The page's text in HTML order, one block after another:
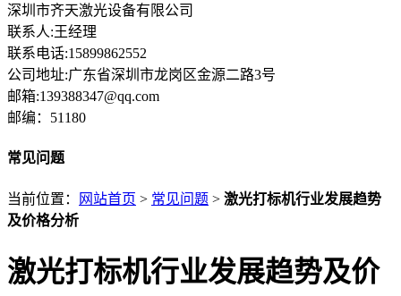
深圳市齐天激光设备有限公司
联系人:王经理
联系电话:15899862552
公司地址:广东省深圳市龙岗区金源二路3号
邮箱:139388347@qq.com
邮编：51180
常见问题
当前位置： 网站首页 > 常见问题 > 激光打标机行业发展趋势
及价格分析
激光打标机行业发展趋势及价